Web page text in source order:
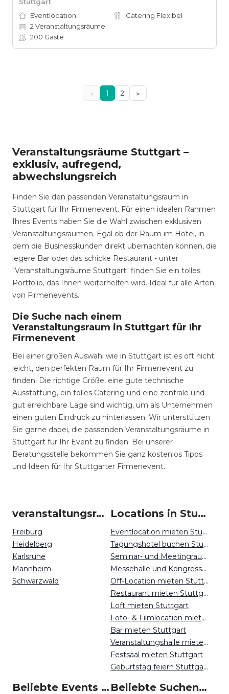
Eventlocation
Catering Flexibel
2 Veranstaltungsräume
200 Gäste
< 1 2 >
Veranstaltungsräume Stuttgart –
exklusiv, aufregend,
abwechslungsreich
Finden Sie den passenden Veranstaltungsraum in
Stuttgart für Ihr Firmenevent. Für einen idealen Rahmen
Ihres Events haben Sie die Wahl zwischen exklusiven
Veranstaltungsräumen. Egal ob der Raum im Hotel, in
dem die Businesskunden direkt übernachten können, die
legere Bar oder das schicke Restaurant - unter
"Veranstaltungsräume Stuttgart" finden Sie ein tolles
Portfolio, das Ihnen weiterhelfen wird. Ideal für alle Arten
von Firmenevents.
Die Suche nach einem
Veranstaltungsraum in Stuttgart für Ihr
Firmenevent
Bei einer großen Auswahl wie in Stuttgart ist es oft nicht
leicht, den perfekten Raum für Ihr Firmenevent zu
finden. Die richtige Größe, eine gute technische
Ausstattung, ein tolles Catering und eine zentrale und
gut erreichbare Lage sind wichtig, um als Unternehmen
einen guten Eindruck zu hinterlassen. Wir unterstützen
Sie gerne dabei, die passenden Veranstaltungsräume in
Stuttgart für Ihr Event zu finden. Bei unserer
Beratungsstelle bekommen Sie ganz kostenlos Tipps
und Ideen für Ihr Stuttgarter Firmenevent.
veranstaltungsraum-firmenevents um Stuttgart
Freiburg
Heidelberg
Karlsruhe
Mannheim
Schwarzwald
Locations in Stuttgart mieten
Eventlocation mieten Stuttgart
Tagungshotel buchen Stuttgart
Seminar- und Meetingraum mieten Stuttgart
Messehalle und Kongresszentrum mieten Stuttgart
Off-Location mieten Stuttgart
Restaurant mieten Stuttgart
Loft mieten Stuttgart
Foto- & Filmlocation mieten Stuttgart
Bar mieten Stuttgart
Veranstaltungshalle mieten Stuttgart
Festsaal mieten Stuttgart
Geburtstag feiern Stuttgart
Beliebte Events in Stuttgart Beliebte Suchen auf Event Inc